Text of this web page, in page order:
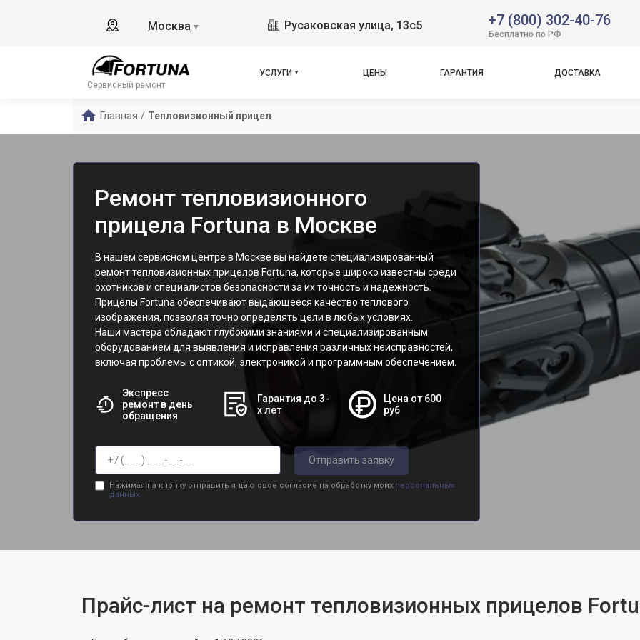
Москва ▼ Русаковская улица, 13с5 +7 (800) 302-40-76
Бесплатно по РФ
Сервисный ремонт
УСЛУГИ ЦЕНЫ ГАРАНТИЯ ДОСТАВКА
Главная / Тепловизионный прицел
Ремонт тепловизионного
прицела Fortuna в Москве
В нашем сервисном центре в Москве вы найдете специализированный
ремонт тепловизионных прицелов Fortuna, которые широко известны среди
охотников и специалистов безопасности за их точность и надежность.
Прицелы Fortuna обеспечивают выдающееся качество теплового
изображения, позволяя точно определять цели в любых условиях.
Наши мастера обладают глубокими знаниями и специализированным
оборудованием для выявления и исправления различных неисправностей,
включая проблемы с оптикой, электроникой и программным обеспечением.
Экспресс
ремонт в день
обращения
Гарантия до 3-
х лет
Цена от 600
руб
Отправить заявку
Нажимая на кнопку отправить я даю свое согласие на обработку моих персональных
данных.
Прайс-лист на ремонт тепловизионных прицелов